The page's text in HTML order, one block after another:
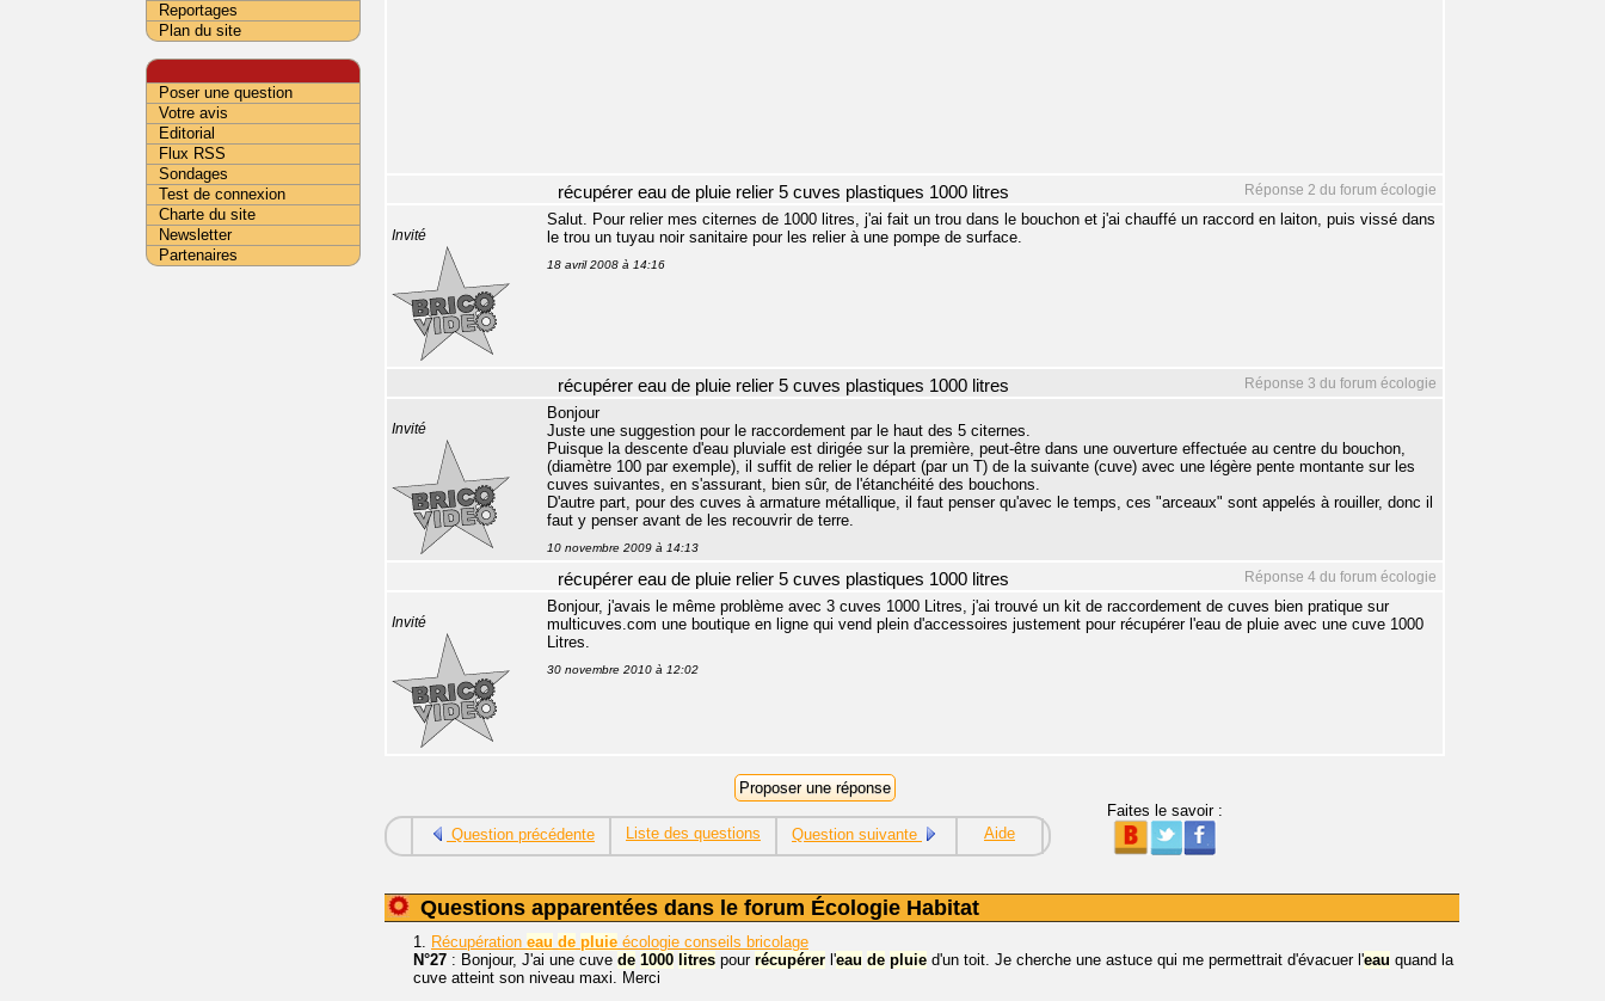
Réponse 2 du forum écologie
récupérer eau de pluie relier 5 cuves plastiques 1000 litres
Invité
Salut. Pour relier mes citernes de 1000 litres, j'ai fait un trou dans le bouchon et j'ai chauffé un raccord en laiton, puis vissé dans
le trou un tuyau noir sanitaire pour les relier à une pompe de surface.
18 avril 2008 à 14:16
Réponse 3 du forum écologie
récupérer eau de pluie relier 5 cuves plastiques 1000 litres
Invité
Bonjour
Juste une suggestion pour le raccordement par le haut des 5 citernes.
Puisque la descente d'eau pluviale est dirigée sur la première, peut-être dans une ouverture effectuée au centre du bouchon,
(diamètre 100 par exemple), il suffit de relier le départ (par un T) de la suivante (cuve) avec une légère pente montante sur les
cuves suivantes, en s'assurant, bien sûr, de l'étanchéité des bouchons.
D'autre part, pour des cuves à armature métallique, il faut penser qu'avec le temps, ces "arceaux" sont appelés à rouiller, donc il
faut y penser avant de les recouvrir de terre.
10 novembre 2009 à 14:13
Réponse 4 du forum écologie
récupérer eau de pluie relier 5 cuves plastiques 1000 litres
Invité
Bonjour, j'avais le même problème avec 3 cuves 1000 Litres, j'ai trouvé un kit de raccordement de cuves bien pratique sur
multicuves.com une boutique en ligne qui vend plein d'accessoires justement pour récupérer l'eau de pluie avec une cuve 1000
Litres.
30 novembre 2010 à 12:02
Question précédente Liste des questions Question suivante Aide
Faites le savoir :
Questions apparentées dans le forum Écologie Habitat
1. Récupération eau de pluie écologie conseils bricolage
N°27 : Bonjour, J'ai une cuve de 1000 litres pour récupérer l'eau de pluie d'un toit. Je cherche une astuce qui me permettrait d'évacuer l'eau quand la
cuve atteint son niveau maxi. Merci
Reportages
Plan du site
Poser une question
Votre avis
Editorial
Flux RSS
Sondages
Test de connexion
Charte du site
Newsletter
Partenaires